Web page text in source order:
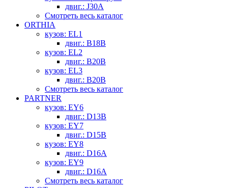
двиг.: J30A
Смотреть весь каталог
ORTHIA
кузов: EL1
двиг.: B18B
кузов: EL2
двиг.: B20B
кузов: EL3
двиг.: B20B
Смотреть весь каталог
PARTNER
кузов: EY6
двиг.: D13B
кузов: EY7
двиг.: D15B
кузов: EY8
двиг.: D16A
кузов: EY9
двиг.: D16A
Смотреть весь каталог